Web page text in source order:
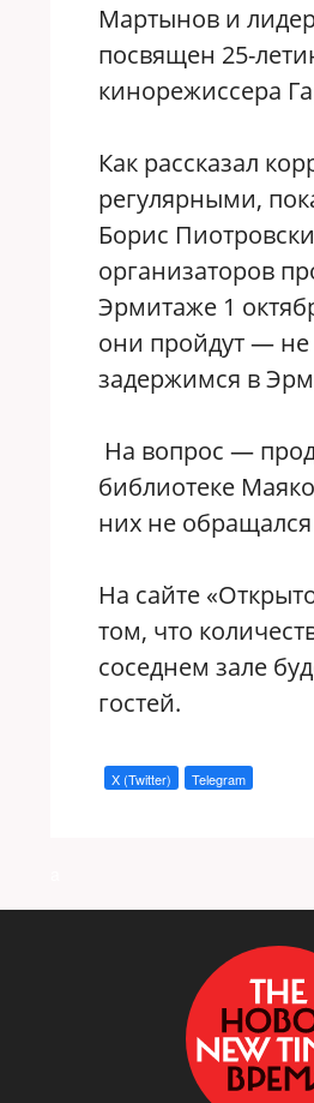
Мартынов и
посвящен 25-
кинорежиссера
Как рассказал
регулярными,
Борис
организаторов
Эрмитаже 1
они пройдут —
задержимся в
На вопрос —
библиотеке
них не
На сайте
том, что
соседнем зале
гостей.
X (Twitter) Telegram